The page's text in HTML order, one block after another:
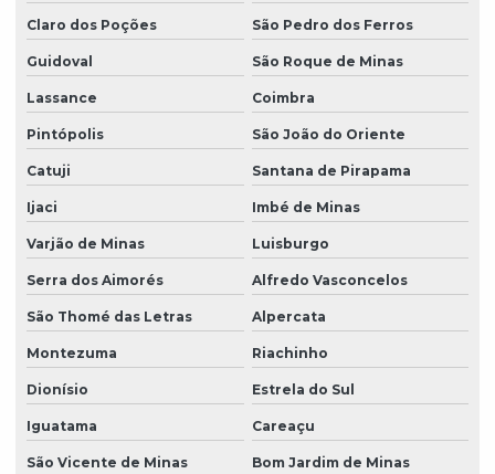
Claro dos Poções São Pedro dos Ferros
Guidoval São Roque de Minas
Lassance Coimbra
Pintópolis São João do Oriente
Catuji Santana de Pirapama
Ijaci Imbé de Minas
Varjão de Minas Luisburgo
Serra dos Aimorés Alfredo Vasconcelos
São Thomé das Letras Alpercata
Montezuma Riachinho
Dionísio Estrela do Sul
Iguatama Careaçu
São Vicente de Minas Bom Jardim de Minas